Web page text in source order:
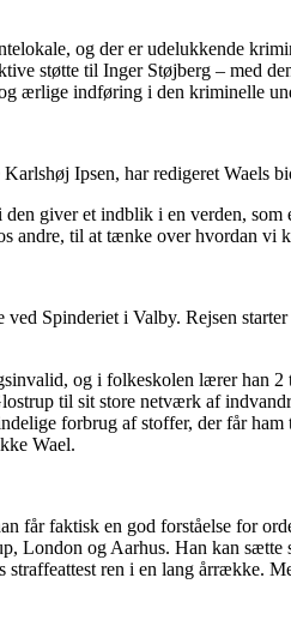
og der er udelukkende
støtte til Inger Støjberg – med
ærlige indføring i den kriminelle
Ipsen, har redigeret
giver et indblik i en verden,
andre, til at tænke over hvordan vi
Spinderiet i Valby. Rejsen
og i folkeskolen lærer han
til sit store netværk af
forbrug af stoffer, der får
Wael.
får faktisk en god forståelse for
London og Aarhus. Han kan
ren i en lang årrække.